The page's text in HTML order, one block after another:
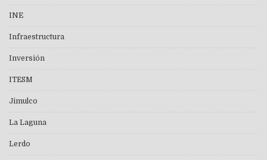
INE
Infraestructura
Inversión
ITESM
Jimulco
La Laguna
Lerdo